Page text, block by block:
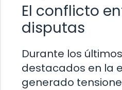
El conflicto
disputas
Durante los
destacados en la
generado